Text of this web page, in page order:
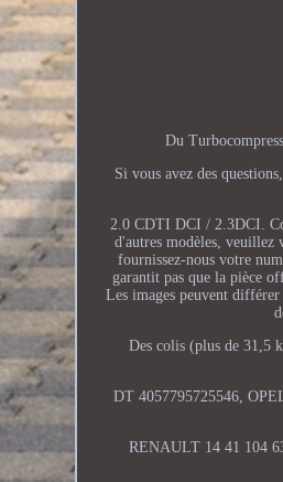
Du
Si vous avez des
2.0 CDTI DCI / 2.3DCI.
d'autres modèles, veuillez
fournissez-nous votre
garantit pas que la pièce
Les images peuvent
Des colis (plus de 31,5
DT 4057795725546,
RENAULT 14 41 104